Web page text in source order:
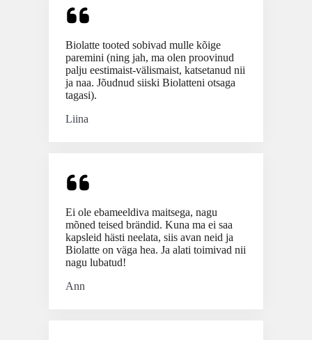
Biolatte tooted sobivad mulle kõige
paremini (ning jah, ma olen proovinud
palju eestimaist-välismaist, katsetanud nii
ja naa. Jõudnud siiski Biolatteni otsaga
tagasi).
Liina
Ei ole ebameeldiva maitsega, nagu
mõned teised brändid. Kuna ma ei saa
kapsleid hästi neelata, siis avan neid ja
Biolatte on väga hea. Ja alati toimivad nii
nagu lubatud!
Ann